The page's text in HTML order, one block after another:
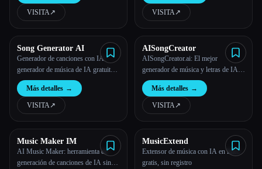
VISITA↗︎ VISITA↗︎
Song Generator AI
Generador de canciones con IA:
generador de música de IA gratuito
en línea
Más detalles →
VISITA↗︎
AISongCreator
AISongCreator.ai: El mejor
generador de música y letras de IA.
Crea canciones y versos con calidad
de estudio y sin derechos de autor al
instante a partir de simples
instrucciones de texto.
Más detalles →
VISITA↗︎
Music Maker IM
AI Music Maker: herramienta de
generación de canciones de IA sin
MusicExtend
Extensor de música con IA en línea
gratis, sin registro